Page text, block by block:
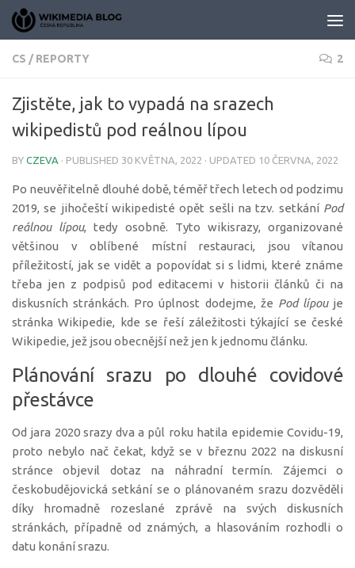
Skip to content
CS / REPORTY 2
Zjistěte, jak to vypadá na srazech
wikipedistů pod reálnou lípou
BY CZEVA · PUBLISHED 30 KVĚTNA, 2022 · UPDATED 10 ČERVNA, 2022
Po neuvěřitelně dlouhé době, téměř třech letech od podzimu
2019, se jihočeští wikipedisté opět sešli na tzv. setkání Pod
reálnou lípou, tedy osobně. Tyto wikisrazy, organizované
většinou v oblíbené místní restauraci, jsou vítanou
příležitostí, jak se vidět a popovídat si s lidmi, které známe
třeba jen z podpisů pod editacemi v historii článků či na
diskusních stránkách. Pro úplnost dodejme, že Pod lípouje
stránka Wikipedie, kde se řeší záležitosti týkající se české
Wikipedie, jež jsou obecnější než jen k jednomu článku.
Plánování srazu po dlouhé covidové
přestávce
Od jara 2020 srazy dva a půl roku hatila epidemie Covidu-19,
proto nebylo nač čekat, když se v březnu 2022 na diskusní
stránce objevil dotaz na náhradní termín. Zájemci o
českobudějovická setkání se o plánovaném srazu dozvěděli
díky hromadně rozeslané zprávě na svých diskusních
stránkách, případně od známých, a hlasováním rozhodli o
datu konání srazu.